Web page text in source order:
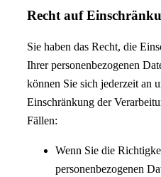
Recht auf
Sie haben das Recht, die
Ihrer personenbezogenen
können Sie sich jederzeit an
Einschränkung der
Fällen:
Wenn Sie die
personenbezogenen